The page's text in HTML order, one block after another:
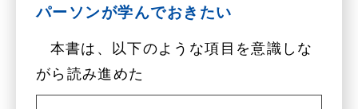
パーソンが学んでおきたい
本書は、以下のような項目を意識しな
がら読み進めた